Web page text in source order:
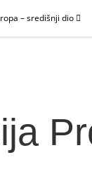
– središnji dio